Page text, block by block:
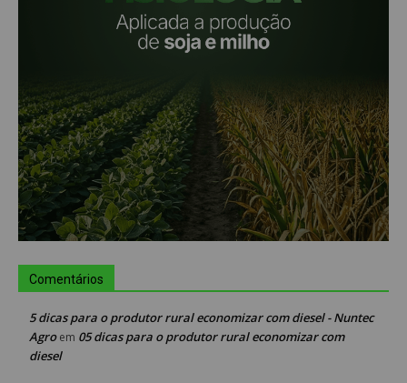
Comentários
5 dicas para o produtor rural economizar com diesel - Nuntec
Agroem 05 dicas para o produtor rural economizar com
diesel